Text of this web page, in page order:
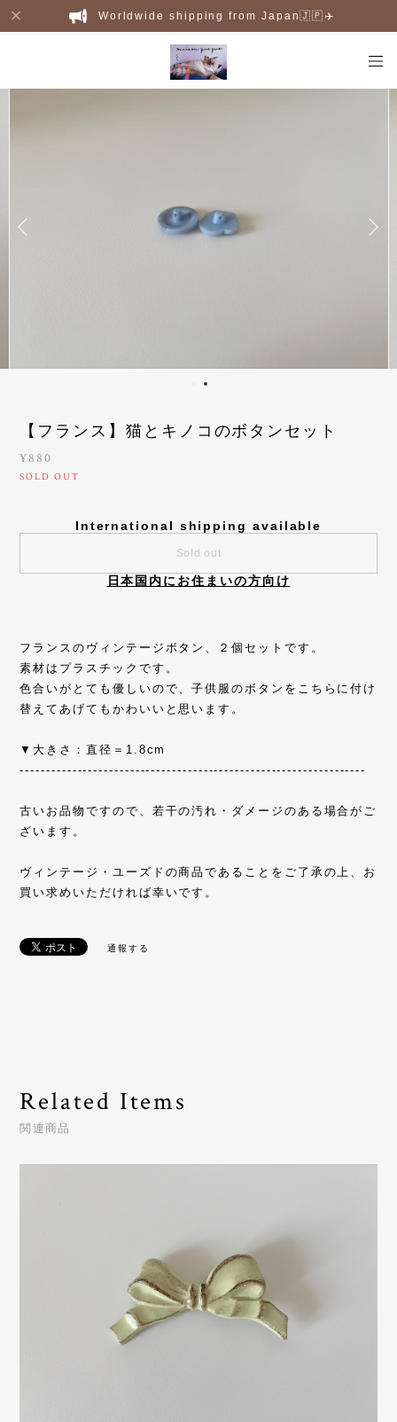
Worldwide shipping from Japan🇯🇵✈️
【フランス】猫とキノコのボタンセット
¥880
SOLD OUT
International shipping available
Sold out
日本国内にお住まいの方向け
フランスのヴィンテージボタン、２個セットです。
素材はプラスチックです。
色合いがとても優しいので、子供服のボタンをこちらに付け
替えてあげてもかわいいと思います。
▼大きさ：直径＝1.8cm
------------------------------------------------------------------
古いお品物ですので、若干の汚れ・ダメージのある場合がご
ざいます。
ヴィンテージ・ユーズドの商品であることをご了承の上、お
買い求めいただければ幸いです。
通報する
Related Items
関連商品